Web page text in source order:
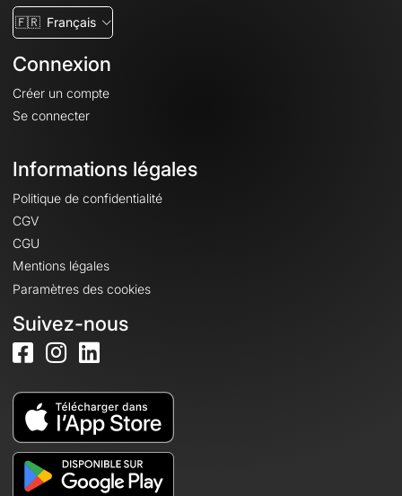
🇫🇷 Français
Connexion
Créer un compte
Se connecter
Informations légales
Politique de confidentialité
CGV
CGU
Mentions légales
Paramètres des cookies
Suivez-nous